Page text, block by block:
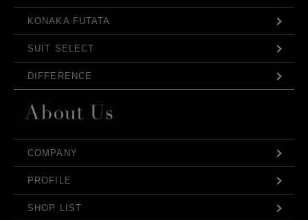
KONAKA FUTATA
SUIT SELECT
DIFFERENCE
COMPANY
PROFILE
SHOP LIST